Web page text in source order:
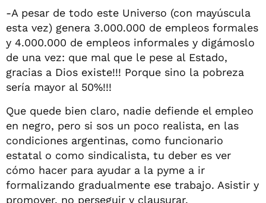
-A pesar de todo este Universo (con mayúscula
esta vez) genera 3.000.000 de empleos formales
y 4.000.000 de empleos informales y digámoslo
de una vez: que mal que le pese al Estado,
gracias a Dios existe!!! Porque sino la pobreza
sería mayor al 50%!!!
Que quede bien claro, nadie defiende el empleo
en negro, pero si sos un poco realista, en las
condiciones argentinas, como funcionario
estatal o como sindicalista, tu deber es ver
cómo hacer para ayudar a la pyme a ir
formalizando gradualmente ese trabajo. Asistir y
promover, no perseguir y clausurar.